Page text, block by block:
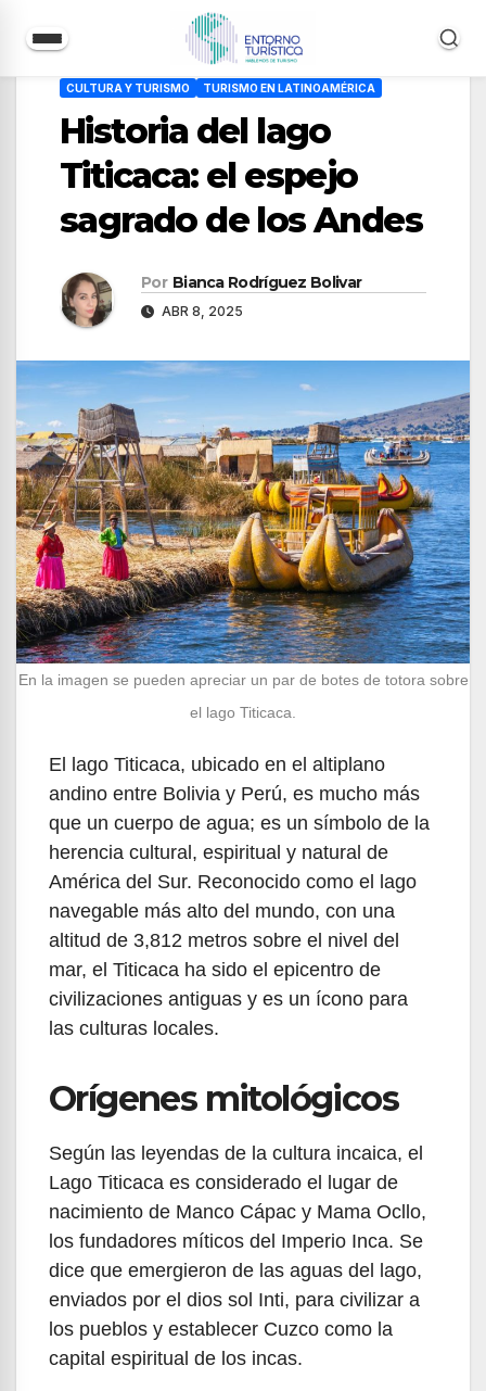
contenido
CULTURA Y TURISMO TURISMO EN LATINOAMÉRICA
Historia del lago
Titicaca: el espejo
sagrado de los Andes
Por Bianca Rodríguez Bolivar
ABR 8, 2025
En la imagen se pueden apreciar un par de botes de totora sobre
el lago Titicaca.
El lago Titicaca, ubicado en el altiplano
andino entre Bolivia y Perú, es mucho más
que un cuerpo de agua; es un símbolo de la
herencia cultural, espiritual y natural de
América del Sur. Reconocido como el lago
navegable más alto del mundo, con una
altitud de 3,812 metros sobre el nivel del
mar, el Titicaca ha sido el epicentro de
civilizaciones antiguas y es un ícono para
las culturas locales.
Orígenes mitológicos
Según las leyendas de la cultura incaica, el
Lago Titicaca es considerado el lugar de
nacimiento de Manco Cápac y Mama Ocllo,
los fundadores míticos del Imperio Inca. Se
dice que emergieron de las aguas del lago,
enviados por el dios sol Inti, para civilizar a
los pueblos y establecer Cuzco como la
capital espiritual de los incas.